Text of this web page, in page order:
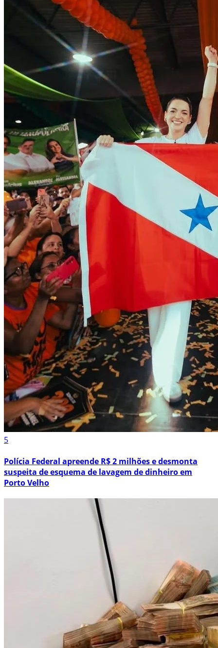
5
Polícia Federal apreende R$ 2 milhões e desmonta
suspeita de esquema de lavagem de dinheiro em
Porto Velho